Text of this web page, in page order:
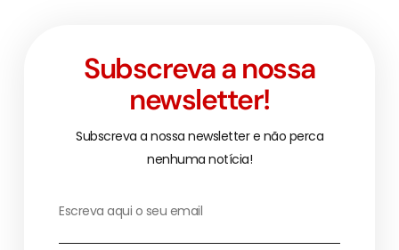
Subscreva a nossa
newsletter!
Subscreva a nossa newsletter e não perca
nenhuma notícia!